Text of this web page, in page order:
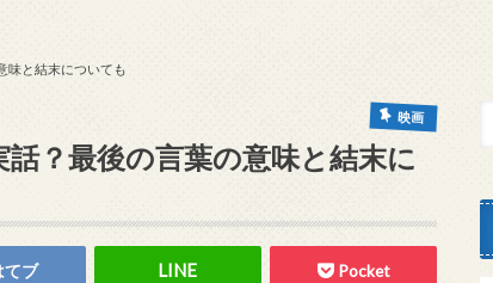
味と結末についても
映画
？最後の言葉の意味と結末に
てブ Pocket